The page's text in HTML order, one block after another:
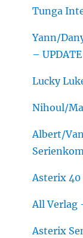
Tunga
Yann/
– UPDATE
Lucky
Nihoul/
Albert/
Asterix 40
All Verlag
Asterix